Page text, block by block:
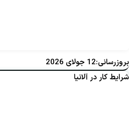
بروزرسانی:12 جولای 2026
شرایط کار در آلانیا